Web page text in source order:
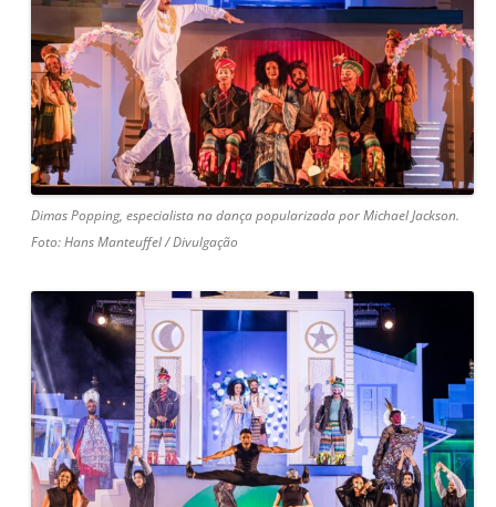
Dimas Popping, especialista na dança popularizada por Michael Jackson.
Foto: Hans Manteuffel / Divulgação